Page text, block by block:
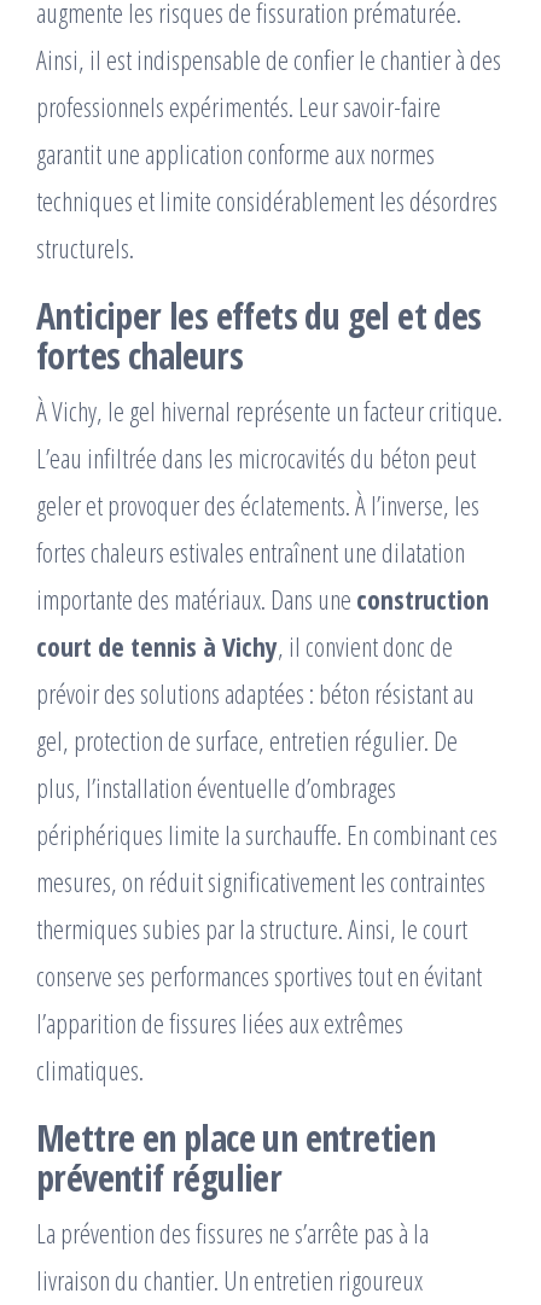
augmente les risques de fissuration prématurée.
Ainsi, il est indispensable de confier le chantier à des
professionnels expérimentés. Leur savoir-faire
garantit une application conforme aux normes
techniques et limite considérablement les désordres
structurels.
Anticiper les effets du gel et des
fortes chaleurs
À Vichy, le gel hivernal représente un facteur critique.
L’eau infiltrée dans les microcavités du béton peut
geler et provoquer des éclatements. À l’inverse, les
fortes chaleurs estivales entraînent une dilatation
importante des matériaux. Dans une construction
court de tennis à Vichy, il convient donc de
prévoir des solutions adaptées : béton résistant au
gel, protection de surface, entretien régulier. De
plus, l’installation éventuelle d’ombrages
périphériques limite la surchauffe. En combinant ces
mesures, on réduit significativement les contraintes
thermiques subies par la structure. Ainsi, le court
conserve ses performances sportives tout en évitant
l’apparition de fissures liées aux extrêmes
climatiques.
Mettre en place un entretien
préventif régulier
La prévention des fissures ne s’arrête pas à la
livraison du chantier. Un entretien rigoureux